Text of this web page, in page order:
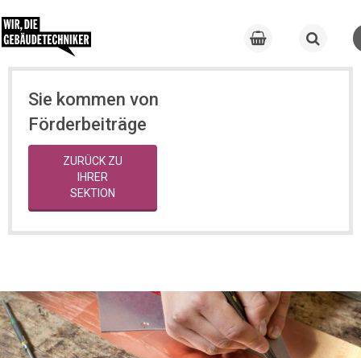
Sie kommen von
Förderbeiträge
ZURÜCK ZU
IHRER
SEKTION